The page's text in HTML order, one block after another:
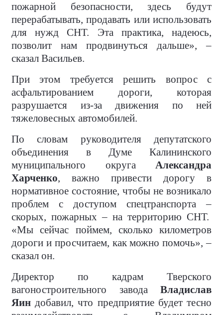
пожарной безопасности, здесь будут
перерабатывать, продавать или использовать
для нужд СНТ. Эта практика, надеюсь,
позволит нам продвинуться дальше», –
сказал Васильев.
При этом требуется решить вопрос с
асфальтированием дороги, которая
разрушается из-за движения по ней
тяжеловесных автомобилей.
По словам руководителя депутатского
объединения в Думе Калининского
муниципального округа Александра
Харченко, важно привести дорогу в
нормативное состояние, чтобы не возникало
проблем с доступом спецтранспорта –
скорых, пожарных – на территорию СНТ.
«Мы сейчас поймем, сколько километров
дороги и просчитаем, как можно помочь», –
сказал он.
Директор по кадрам Тверского
вагоностроительного завода Владислав
Яин добавил, что предприятие будет тесно